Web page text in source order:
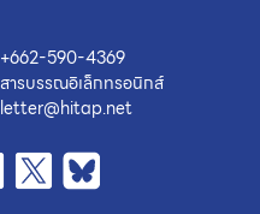
+662-590-4369
สารบรรณอิเล็กทรอนิกส์
letter@hitap.net